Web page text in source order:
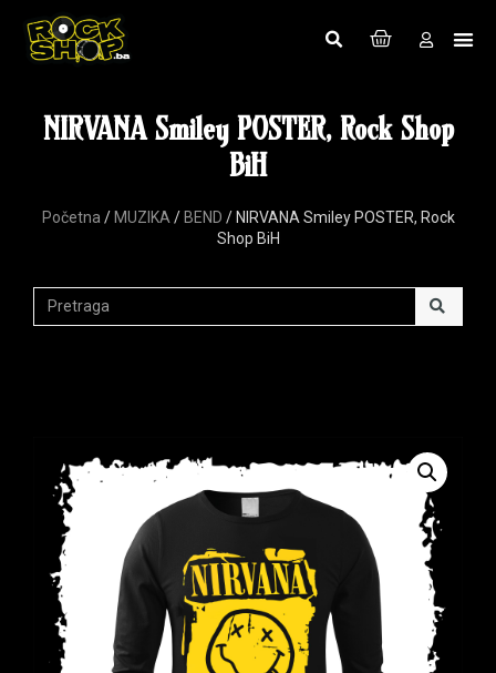
NIRVANA Smiley POSTER, Rock Shop
BiH
Početna / MUZIKA / BEND / NIRVANA Smiley POSTER, Rock
Shop BiH